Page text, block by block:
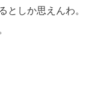
としか思えんわ。